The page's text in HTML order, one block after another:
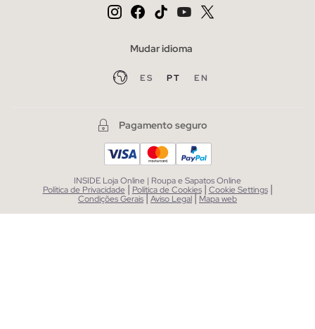
Mudar idioma
ES PT EN
Pagamento seguro
INSIDE Loja Online | Roupa e Sapatos Online
Política de Privacidade | Política de Cookies | Cookie Settings |
Condições Gerais|Aviso Legal| Mapa web